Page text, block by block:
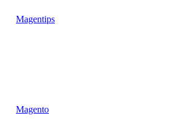
Magentips
Magento